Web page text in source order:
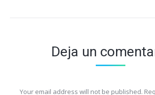
Deja un
Your email address will not be published.